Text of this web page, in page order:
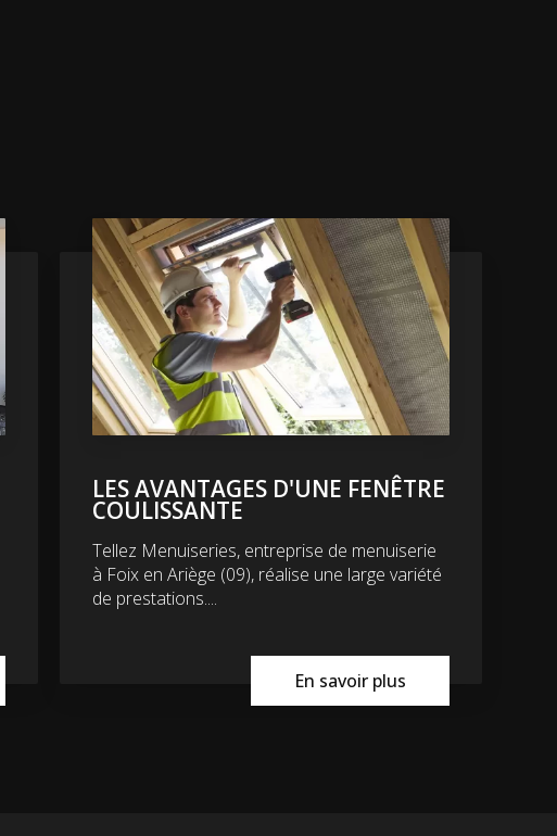
LES AVANTAGES D'UNE FENÊTRE
COULISSANTE
Tellez Menuiseries, entreprise de menuiserie
à Foix en Ariège (09), réalise une large variété
de prestations....
En savoir plus